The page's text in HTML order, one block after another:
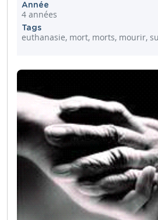
Année
4 années
Tags
euthanasie, mort, morts, mourir,